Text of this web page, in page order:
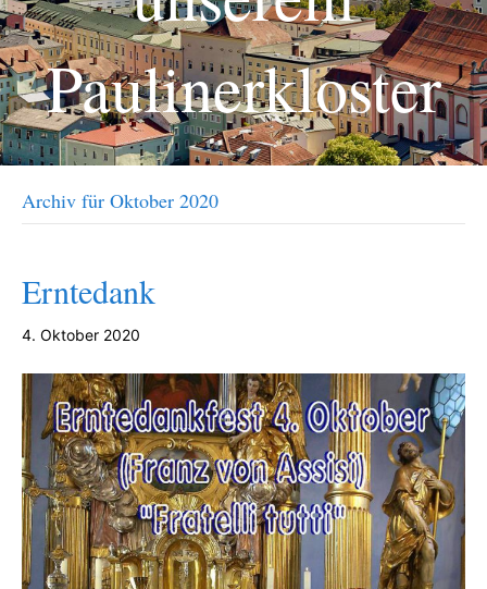
Paulinerkloster
Archiv für Oktober 2020
Erntedank
4. Oktober 2020